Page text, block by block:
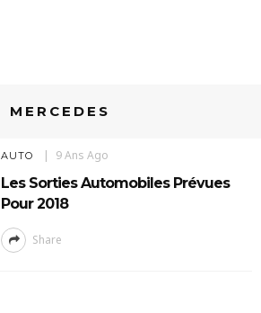
MERCEDES
AUTO 9 Ans Ago
Les Sorties Automobiles Prévues
Pour 2018
Share